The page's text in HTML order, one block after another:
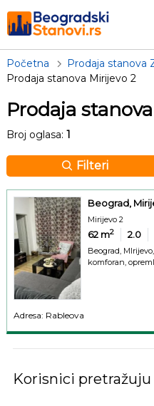
Početna
Prodaja stanova
Prodaja stanova Mirijevo 2
Prodaja
Broj oglasa: 1
Filteri
Beograd,
Mirijevo 2
62 m2 2.0
Beograd,
komforan,
Adresa: Rableova
Korisnici pretražuju